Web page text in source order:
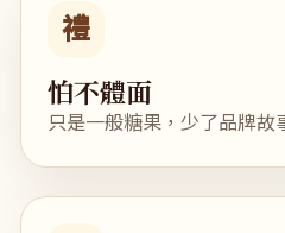
禮
怕不體面
只是一般糖果，少了品牌故